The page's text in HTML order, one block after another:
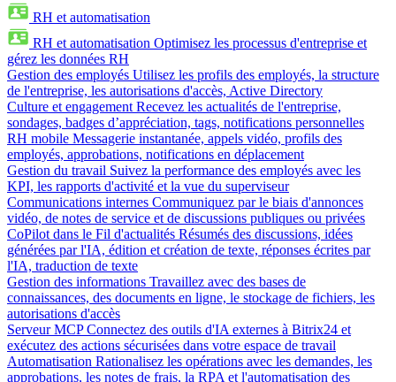
RH et automatisation
RH et automatisation Optimisez les processus d'entreprise et
gérez les données RH
Gestion des employés Utilisez les profils des employés, la structure
de l'entreprise, les autorisations d'accès, Active Directory
Culture et engagement Recevez les actualités de l'entreprise,
sondages, badges d’appréciation, tags, notifications personnelles
RH mobile Messagerie instantanée, appels vidéo, profils des
employés, approbations, notifications en déplacement
Gestion du travail Suivez la performance des employés avec les
KPI, les rapports d'activité et la vue du superviseur
Communications internes Communiquez par le biais d'annonces
vidéo, de notes de service et de discussions publiques ou privées
CoPilot dans le Fil d'actualités Résumés des discussions, idées
générées par l'IA, édition et création de texte, réponses écrites par
l'IA, traduction de texte
Gestion des informations Travaillez avec des bases de
connaissances, des documents en ligne, le stockage de fichiers, les
autorisations d'accès
Serveur MCP Connectez des outils d'IA externes à Bitrix24 et
exécutez des actions sécurisées dans votre espace de travail
Automatisation Rationalisez les opérations avec les demandes, les
approbations, les notes de frais, la RPA et l'automatisation des